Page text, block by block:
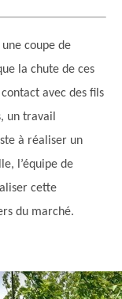
coupe de
la chute de ces
avec des fils
un travail
à réaliser un
l’équipe de
cette
du marché.